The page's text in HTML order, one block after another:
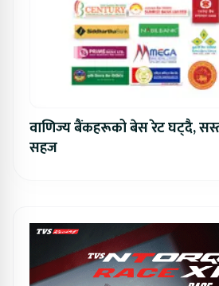
वाणिज्य बैंकहरूको बेस रेट घट्दै,
सहज